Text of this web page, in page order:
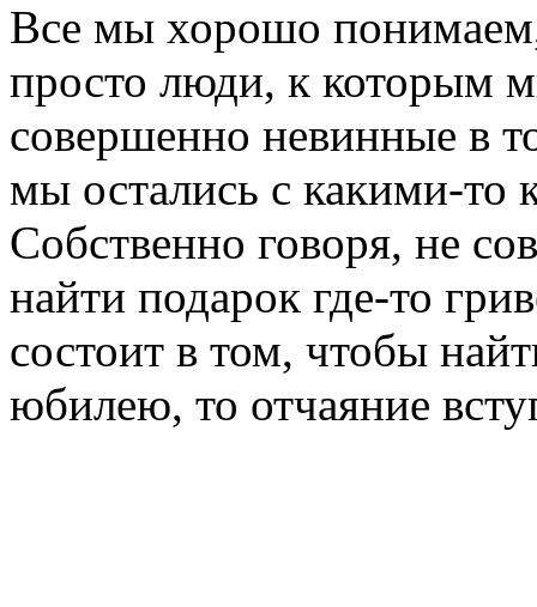
Все мы хорошо
просто люди, к которым
совершенно невинные в
мы остались с какими-то
Собственно говоря, не
найти подарок где-то
состоит в том, чтобы
юбилею, то отчаяние